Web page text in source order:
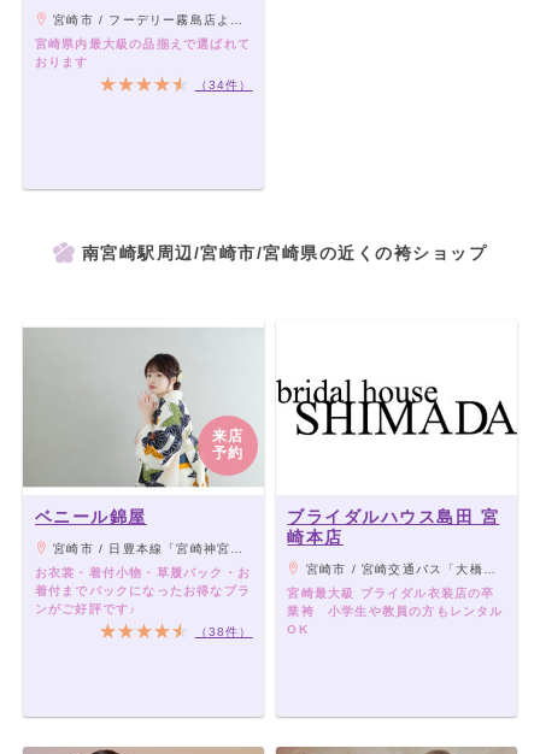
宮崎市 / フーデリー霧島店より徒歩1分
宮崎県内最大級の品揃えで選ばれて
おります
（34件）
南宮崎駅周辺/宮崎市/宮崎県の近くの袴ショップ
来店
予約
ベニール錦屋
宮崎市 / 日豊本線「宮崎神宮駅」より車6分、「宮崎駅」より宮崎交通バス 「船塚2丁目」 停留所から徒歩0分
お衣裳・着付小物・草履バック・お
着付までパックになったお得なプラ
ンがご好評です♪
（38件）
ブライダルハウス島田 宮
崎本店
宮崎市 / 宮崎交通バス「大橋３丁目」停留所正面
宮崎最大級 ブライダル衣装店の卒
業袴 小学生や教員の方もレンタル
OK